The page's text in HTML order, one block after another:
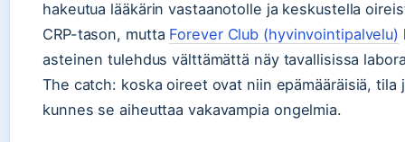
hakeutua lääkärin vastaanotolle ja keskustella
CRP-tason, mutta Forever Club (hyvinvointipalvelu)
asteinen tulehdus välttämättä näy tavallisissa
The catch: koska oireet ovat niin epämääräisiä,
kunnes se aiheuttaa vakavampia ongelmia.